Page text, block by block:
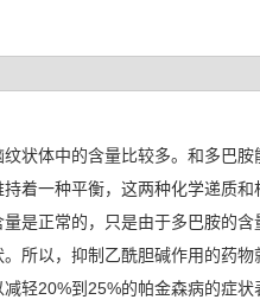
状体中的含量比较多。和多巴
着一种平衡，这两种化学递质
是正常的，只是由于多巴胺的
所以，抑制乙酰胆碱作用的药
轻20%到25%的帕金森病的症